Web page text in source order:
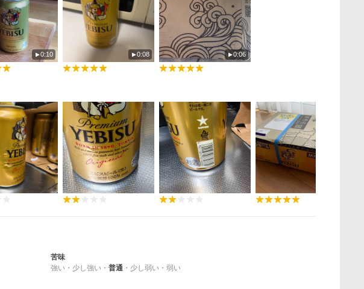
0:10 0:08 0:06
苦味
強い ・ 少し強い ・ 普通 ・ 少し弱い ・ 弱い